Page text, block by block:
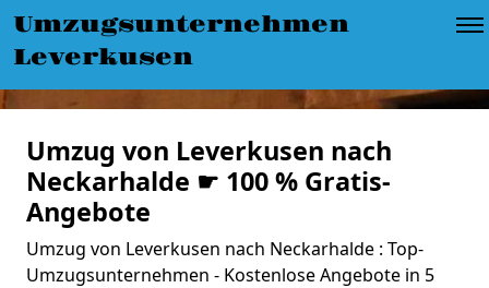
Umzugsunternehmen
Leverkusen
Umzug von Leverkusen nach
Neckarhalde ☛ 100 % Gratis-
Angebote
Umzug von Leverkusen nach Neckarhalde : Top-
Umzugsunternehmen - Kostenlose Angebote in 5